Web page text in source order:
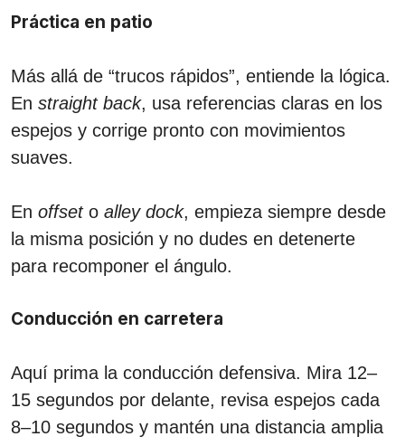
Práctica en patio
Más allá de “trucos rápidos”, entiende la lógica.
En straight back, usa referencias claras en los
espejos y corrige pronto con movimientos
suaves.
En offseto alley dock, empieza siempre desde
la misma posición y no dudes en detenerte
para recomponer el ángulo.
Conducción en carretera
Aquí prima la conducción defensiva. Mira 12–
15 segundos por delante, revisa espejos cada
8–10 segundos y mantén una distancia amplia